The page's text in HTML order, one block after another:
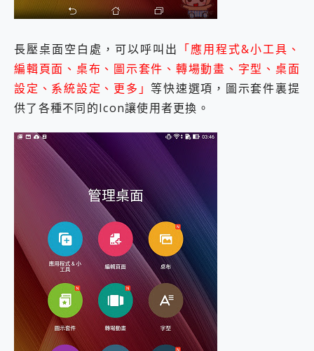
長壓桌面空白處，可以呼叫出 「應用程式&小工具、
編輯頁面、桌布、圖示套件、轉場動畫、字型、桌面
設定、系統設定、更多」等快速選項，圖示套件裏提
供了各種不同的Icon讓使用者更換。